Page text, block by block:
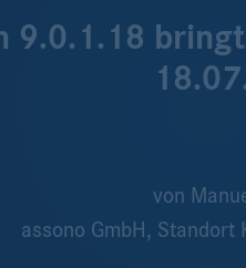
9.0.1.18
von
assono GmbH, Standort